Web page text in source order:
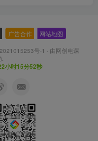
广告合作 网站地图
号-1 · 由网创电课
小时15分53秒